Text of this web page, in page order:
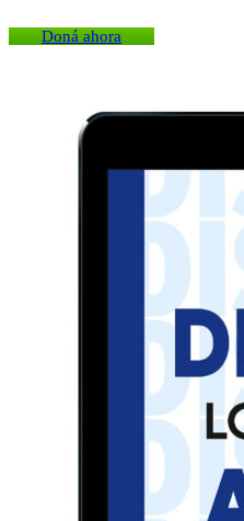
Doná ahora